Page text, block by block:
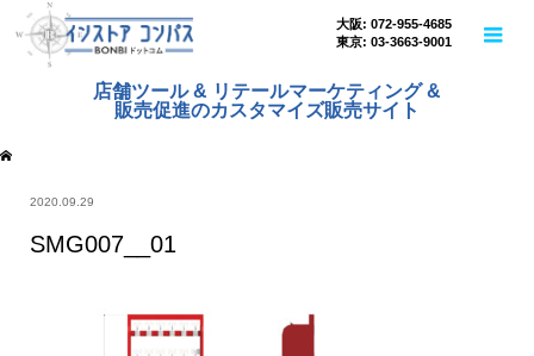
大阪: 072-955-4685
東京: 03-3663-9001
店舗ツール & リテールマーケティング &
販売促進のカスタマイズ販売サイト
2020.09.29
SMG007__01